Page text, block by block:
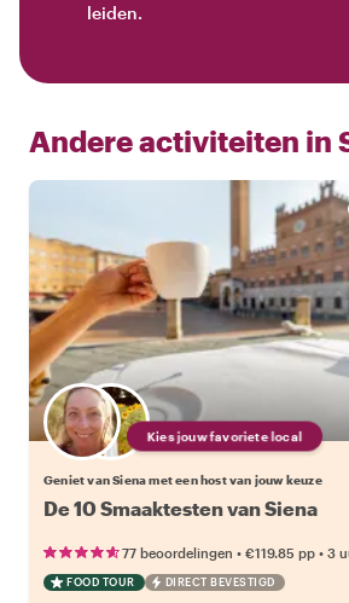
leiden.
Andere activiteiten in
Kies jouw favoriete local
Geniet van Siena met een host van jouw keuze
De 10 Smaaktesten van Siena
77 beoordelingen • €119.85 pp • 3
FOOD TOUR DIRECT BEVESTIGD